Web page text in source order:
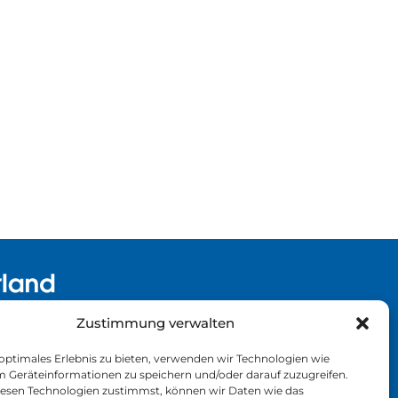
Zustimmung verwalten
Erlebnis zu bieten, verwenden wir Technologien wie
Geräteinformationen zu speichern und/oder darauf zuzugreifen.
Technologien zustimmst, können wir Daten wie das